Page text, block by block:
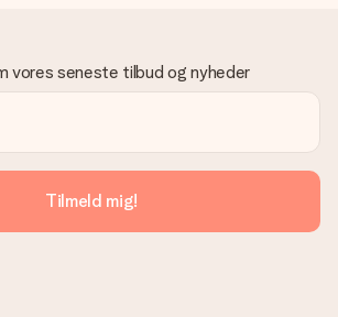
vores seneste tilbud og nyheder
Tilmeld mig!